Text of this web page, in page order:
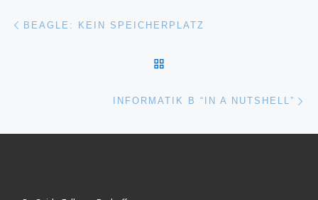
Post navigation
BEAGLE: KEIN SPEICHERPLATZ
INFORMATIK B “IN A NUTSHELL”